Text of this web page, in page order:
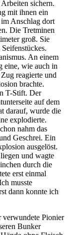
sichern.
mit ihnen ein
Anschlag dort
Die Tretminen
groß. Sie
An einem
eine, wie auch in
reagierte und
brachte.
T-Stift. Der
auf dem
darauf, wurde die
explodierte.
nahm das
Geschrei. Ein
ausgelöst.
und wagte
durch die
erst einmal
musste
dann konnte ich
verwundete Pionier
Bunker